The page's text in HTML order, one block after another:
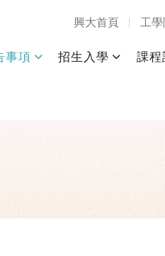
興大首頁 工
事項 招生入學 課程